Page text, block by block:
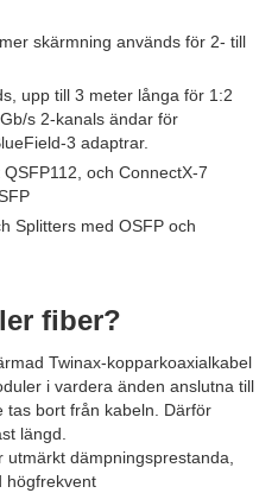
skärmning används för 2- till
upp till 3 meter långa för 1:2
s 2-kanals ändar för
3 adaptrar.
och ConnectX-7
Splitters med OSFP och
fiber?
Twinax-kopparkoaxialkabel
i vardera änden anslutna till
tas bort från kabeln. Därför
längd.
dämpningsprestanda,
högfrekvent